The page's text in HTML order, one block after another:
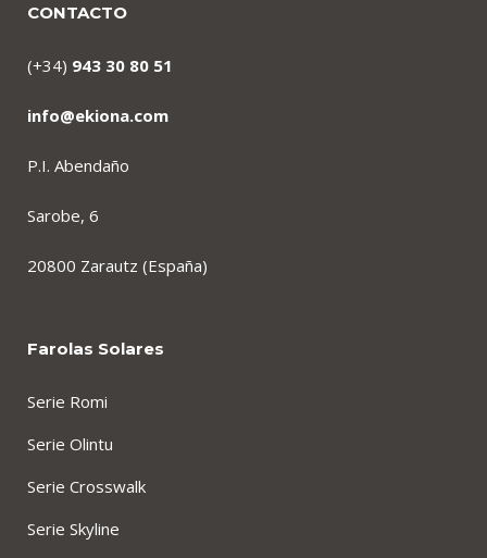
CONTACTO
(+34) 943 30 80 51
info@ekiona.com
P.I. Abendaño
Sarobe, 6
20800 Zarautz (España)
Farolas Solares
Serie Romi
Serie Olintu
Serie Crosswalk
Serie Skyline